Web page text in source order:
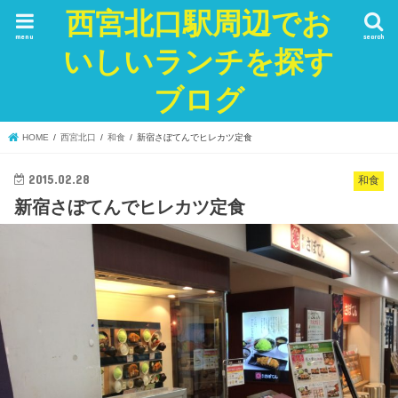
西宮北口駅周辺でお
いしいランチを探す
ブログ
search
menu
HOME 西宮北口 和食 新宿さぼてんでヒレカツ定食
和食
2015.02.28
新宿さぼてんでヒレカツ定食